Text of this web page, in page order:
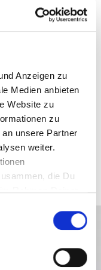
Anzeigen zu
Medien anbieten
Website zu
zu
unsere Partner
weiter.
die Du